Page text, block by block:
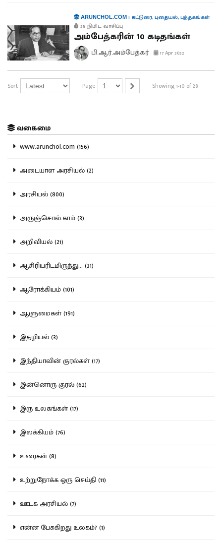
ARUNCHOL.COM| கட்டுரை,புதையல்,புத்தகங்கள்
28 நிமிட வாசிப்பு
அம்பேத்கரின் 10 கடிதங்கள்
பி.ஆர்.அம்பேத்கர் 17 Apr 2022
Sort Page Showing 1-10 of 28
வகைமை
www.arunchol.com (156)
அடையாள அரசியல் (2)
அரசியல் (800)
அருஞ்சொல்.காம் (3)
அறிவியல் (21)
ஆசிரியரிடமிருந்து... (31)
ஆரோக்கியம் (101)
ஆளுமைகள் (191)
இதழியல் (3)
இந்தியாவின் குரல்கள் (17)
இன்னொரு குரல் (62)
இரு உலகங்கள் (17)
இலக்கியம் (76)
உரைகள் (8)
உற்றுநோக்க ஒரு செய்தி (11)
ஊடக அரசியல் (7)
என்ன பேசுகிறது உலகம்? (1)